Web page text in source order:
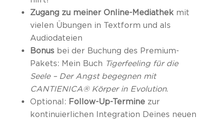
Zugang zu meiner Online-Mediathek mit
vielen Übungen in Textform und als
Audiodateien
Bonusbei der Buchung des Premium-
Pakets: Mein Buch Tigerfeeling für die
Seele – Der Angst begegnen mit
CANTIENICA® Körper in Evolution.
Optional: Follow-Up-Terminezur
kontinuierlichen Integration Deines neuen